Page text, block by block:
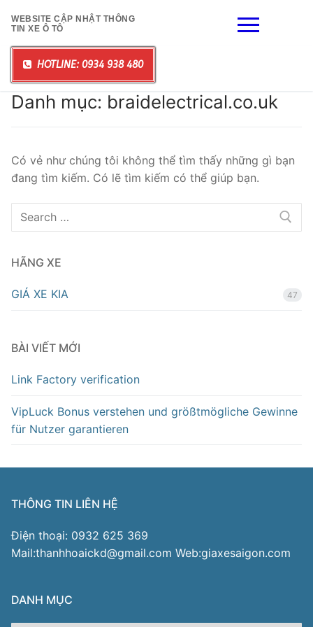
đến
nội
dung
WEBSITE CẬP NHẬT THÔNG
TIN XE Ô TÔ
HOTLINE: 0934 938 480
Danh mục: braidelectrical.co.uk
Có vẻ như chúng tôi không thể tìm thấy những gì bạn
đang tìm kiếm. Có lẽ tìm kiếm có thể giúp bạn.
Tìm
kiếm
HÃNG XE
GIÁ XE KIA 47
BÀI VIẾT MỚI
Link Factory verification
VipLuck Bonus verstehen und größtmögliche Gewinne
für Nutzer garantieren
THÔNG TIN LIÊN HỆ
Điện thoại: 0932 625 369
Mail:thanhhoaickd@gmail.com Web:giaxesaigon.com
DANH MỤC